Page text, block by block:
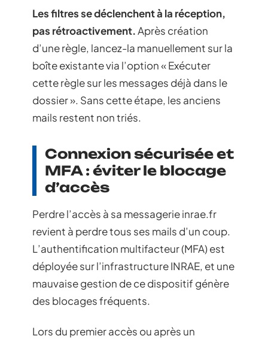
Les filtres se déclenchent à la réception,
pas rétroactivement.Après création
d’une règle, lancez-la manuellement sur la
boîte existante via l’option « Exécuter
cette règle sur les messages déjà dans le
dossier ». Sans cette étape, les anciens
mails restent non triés.
Connexion sécurisée et
MFA : éviter le blocage
d’accès
Perdre l’accès à sa messagerie inrae.fr
revient à perdre tous ses mails d’un coup.
L’authentification multifacteur (MFA) est
déployée sur l’infrastructure INRAE, et une
mauvaise gestion de ce dispositif génère
des blocages fréquents.
Lors du premier accès ou après un